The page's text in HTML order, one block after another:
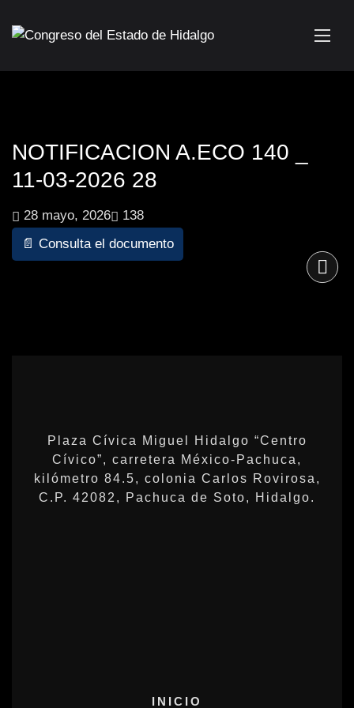
NOTIFICACION A.ECO 140 _
11-03-2026 28
28 mayo, 2026
138
📄 Consulta el documento
Plaza Cívica Miguel Hidalgo “Centro
Cívico”, carretera México-Pachuca,
kilómetro 84.5, colonia Carlos Rovirosa,
C.P. 42082, Pachuca de Soto, Hidalgo.
INICIO